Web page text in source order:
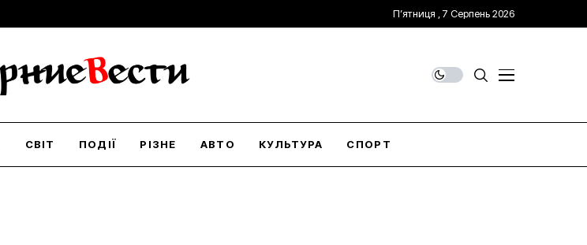
П’ятниця , 7 Серпень 2026
СВІТ ПОДІЇ РІЗНЕ АВТО КУЛЬТУРА СПОРТ